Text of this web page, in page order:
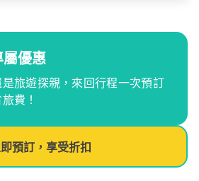
優惠
旅遊探親，來回行程一次預訂
費！
預訂，享受折扣